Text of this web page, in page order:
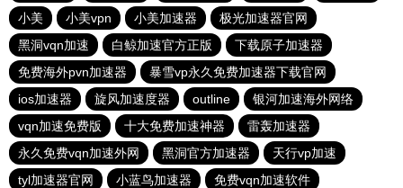
小美
小美vpn 小美加速器
极光加速器官网
黑洞vqn加速
白鲸加速官方正版
下载原子加速器
免费海外pvn加速器
暴雪vp永久免费加速器下载官网
ios加速器
旋风加速度器 outline
银河加速海外网络
vqn加速免费版
十大免费加速神器
雷轰加速器
永久免费vqn加速外网
黑洞官方加速器
天行vp加速
tyl加速器官网
小蓝鸟加速器 免费vqn加速软件